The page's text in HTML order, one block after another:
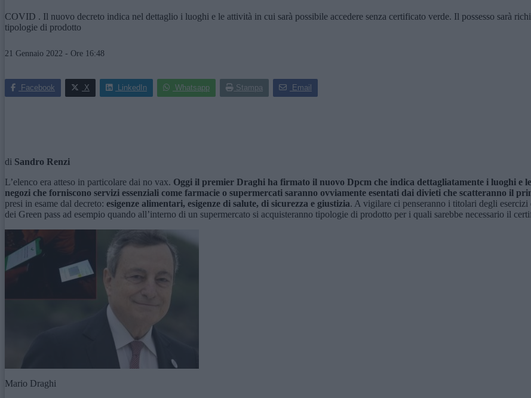
COVID . Il nuovo decreto indica nel dettaglio i luoghi e le attività in cui sarà possibile accedere senza certificato verde. Il possesso sarà
tipologie di prodotto
21 Gennaio 2022 - Ore 16:48
Facebook X LinkedIn Whatsapp Stampa Email
di Sandro Renzi
L’elenco era atteso in particolare dai no vax. Oggi il premier Draghi ha firmato il nuovo Dpcm che indica dettagliatamente i luoghi e
negozi che forniscono servizi essenziali come farmacie o supermercati saranno ovviamente esentati dai divieti che scatteranno il
presi in esame dal decreto: esigenze alimentari, esigenze di salute, di sicurezza e giustizia. A vigilare ci penseranno i titolari degli
dei Green pass ad esempio quando all’interno di un supermercato si acquisteranno tipologie di prodotto per i quali sarebbe necessario il
Mario Draghi